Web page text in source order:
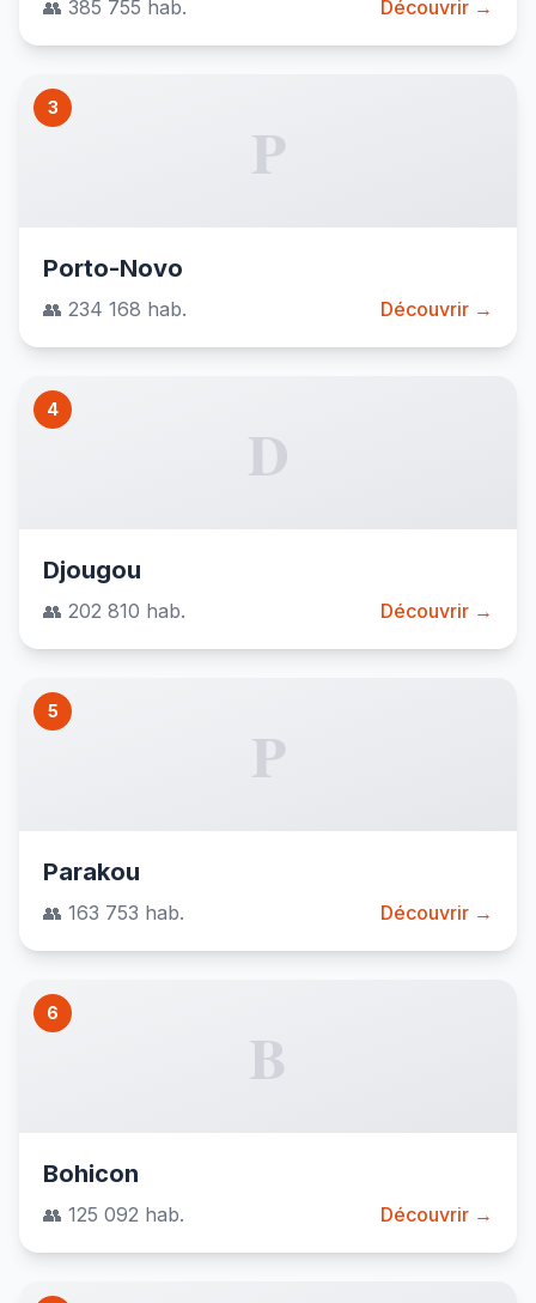
👥 385 755 hab. Découvrir →
3
P
Porto-Novo
👥 234 168 hab. Découvrir →
4
D
Djougou
👥 202 810 hab. Découvrir →
5
P
Parakou
👥 163 753 hab. Découvrir →
6
B
Bohicon
👥 125 092 hab. Découvrir →